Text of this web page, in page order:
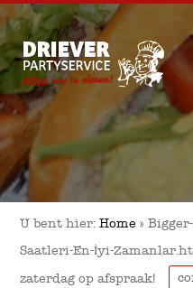
U bent hier:Home »
Saatleri-En-İyi-
zaterdag op afspraak!